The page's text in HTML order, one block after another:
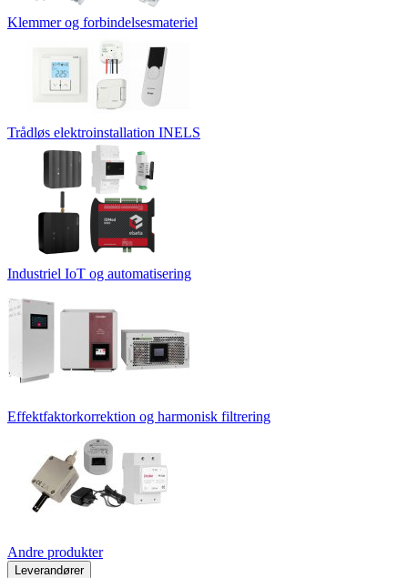
Klemmer og forbindelsesmateriel
Trådløs elektroinstallation INELS
Industriel IoT og automatisering
Effektfaktorkorrektion og harmonisk filtrering
Andre produkter
Leverandører